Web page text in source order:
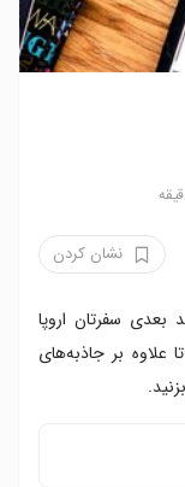
نشان کردن
بعدی سفرتان اروپا
علاوه بر جاذبه‌های